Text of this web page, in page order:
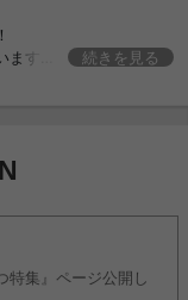
安い
す
続きを見る
特集』ページ公開し